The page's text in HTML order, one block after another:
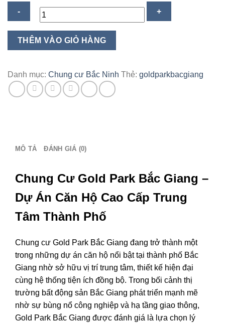
Chung
Park
Bắc
Giang
279
THÊM VÀO GIỎ HÀNG
Danh mục: Chung cư Bắc Ninh Thẻ: goldparkbacgiang
MÔ TẢ ĐÁNH GIÁ (0)
Chung Cư Gold Park Bắc Giang –
Dự Án Căn Hộ Cao Cấp Trung
Tâm Thành Phố
Chung cư Gold Park Bắc Giang đang trở thành một
trong những dự án căn hộ nổi bật tại thành phố Bắc
Giang nhờ sở hữu vị trí trung tâm, thiết kế hiện đại
cùng hệ thống tiện ích đồng bộ. Trong bối cảnh thị
trường bất động sản Bắc Giang phát triển mạnh mẽ
nhờ sự bùng nổ công nghiệp và hạ tầng giao thông,
Gold Park Bắc Giang được đánh giá là lựa chọn lý